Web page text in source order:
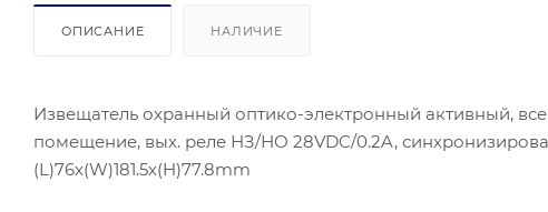
ОПИСАНИЕ НАЛИЧИЕ
Извещатель охранный оптико-электронный активный,
помещение, вых. реле НЗ/НО 28VDC/0.2A,
(L)76х(W)181.5х(H)77.8mm